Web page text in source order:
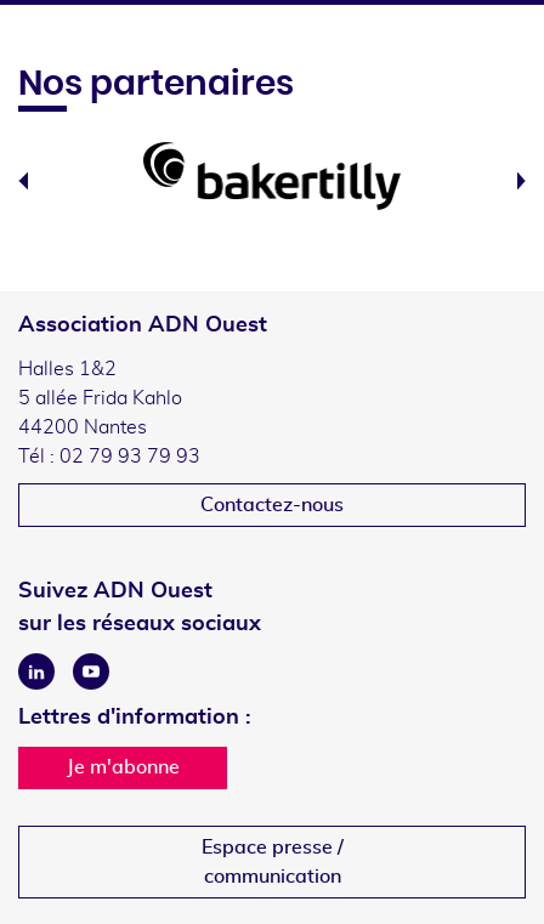
Nos partenaires
Association ADN Ouest
Halles 1&2
5 allée Frida Kahlo
44200 Nantes
Tél : 02 79 93 79 93
Contactez-nous
Suivez ADN Ouest
sur les réseaux sociaux
LinkedinYoutube
Lettres d'information :
Je m'abonne
Espace presse /
communication